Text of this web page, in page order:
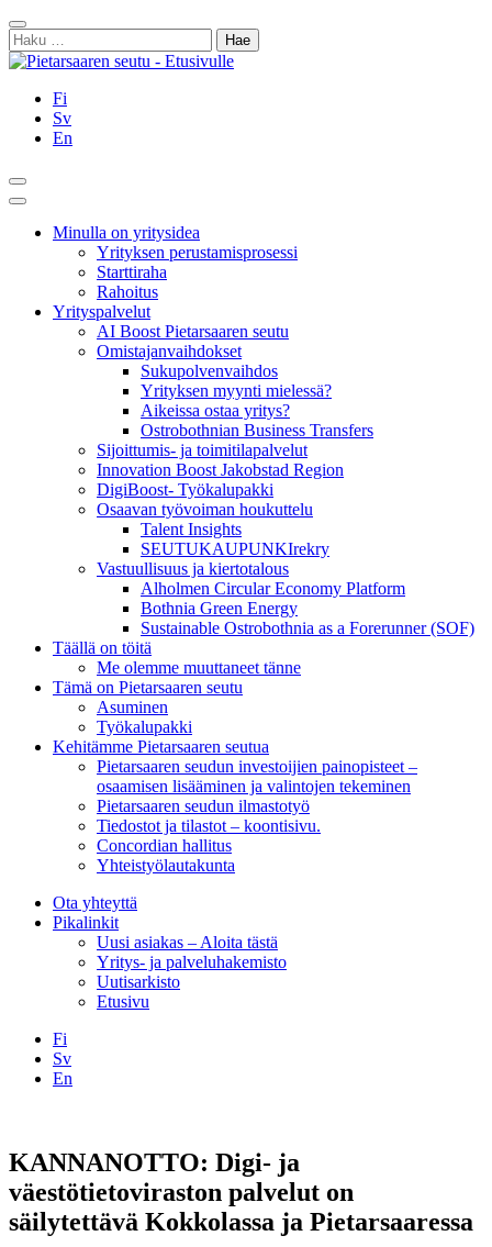
Siirry
sisältöön
Sulje
Haku:
Fi
Sv
En
Hae
Päävalikko
Minulla on yritysidea
Yrityksen perustamisprosessi
Starttiraha
Rahoitus
Yrityspalvelut
AI Boost Pietarsaaren seutu
Omistajanvaihdokset
Sukupolvenvaihdos
Yrityksen myynti mielessä?
Aikeissa ostaa yritys?
Ostrobothnian Business Transfers
Sijoittumis- ja toimitilapalvelut
Innovation Boost Jakobstad Region
DigiBoost- Työkalupakki
Osaavan työvoiman houkuttelu
Talent Insights
SEUTUKAUPUNKIrekry
Vastuullisuus ja kiertotalous
Alholmen Circular Economy Platform
Bothnia Green Energy
Sustainable Ostrobothnia as a Forerunner (SOF)
Täällä on töitä
Me olemme muuttaneet tänne
Tämä on Pietarsaaren seutu
Asuminen
Työkalupakki
Kehitämme Pietarsaaren seutua
Pietarsaaren seudun investoijien painopisteet –
osaamisen lisääminen ja valintojen tekeminen
Pietarsaaren seudun ilmastotyö
Tiedostot ja tilastot – koontisivu.
Concordian hallitus
Yhteistyölautakunta
Ota yhteyttä
Pikalinkit
Uusi asiakas – Aloita tästä
Yritys- ja palveluhakemisto
Uutisarkisto
Etusivu
Fi
Sv
En
KANNANOTTO: Digi- ja
väestötietoviraston palvelut on
säilytettävä Kokkolassa ja Pietarsaaressa